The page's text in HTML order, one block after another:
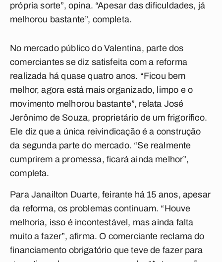
própria sorte”, opina. “Apesar das dificuldades, já
melhorou bastante”, completa.
No mercado público do Valentina, parte dos
comerciantes se diz satisfeita com a reforma
realizada há quase quatro anos. “Ficou bem
melhor, agora está mais organizado, limpo e o
movimento melhorou bastante”, relata José
Jerônimo de Souza, proprietário de um frigorífico.
Ele diz que a única reivindicação é a construção
da segunda parte do mercado. “Se realmente
cumprirem a promessa, ficará ainda melhor”,
completa.
Para Janailton Duarte, feirante há 15 anos, apesar
da reforma, os problemas continuam. “Houve
melhoria, isso é incontestável, mas ainda falta
muito a fazer”, afirma. O comerciante reclama do
financiamento obrigatório que teve de fazer para